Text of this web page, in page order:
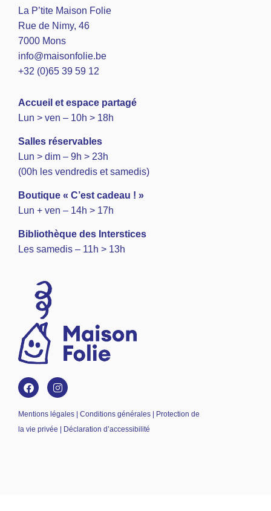
La P’tite Maison Folie
Rue de Nimy, 46
7000 Mons
info@maisonfolie.be
+32 (0)65 39 59 12
Accueil et espace partagé
Lun > ven – 10h > 18h
Salles réservables
Lun > dim – 9h > 23h
(00h les vendredis et samedis)
Boutique « C’est cadeau ! »
Lun + ven – 14h > 17h
Bibliothèque des Interstices
Les samedis – 11h > 13h
Mentions légales | Conditions générales | Protection de
la vie privée | Déclaration d’accessibilité